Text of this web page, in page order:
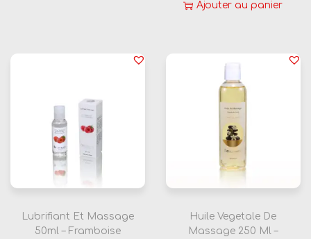
Ajouter au panier
Lubrifiant Et Massage
50ml – Framboise
Huile Vegetale De
Massage 250 Ml –